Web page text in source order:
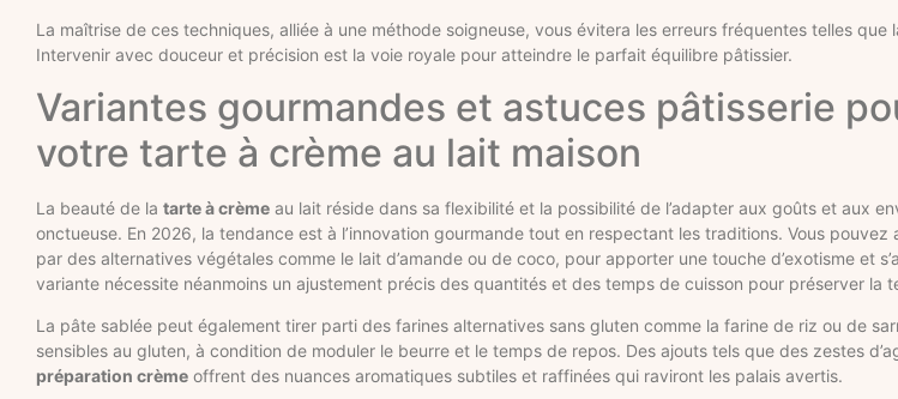
La maîtrise de ces techniques, alliée à une méthode soigneuse, vous évitera les erreurs fréquentes telles
Intervenir avec douceur et précision est la voie royale pour atteindre le parfait équilibre pâtissier.
Variantes gourmandes et astuces pâtisserie
votre tarte à crème au lait maison
La beauté de la tarte à crème au lait réside dans sa flexibilité et la possibilité de l’adapter aux goûts et aux
onctueuse. En 2026, la tendance est à l’innovation gourmande tout en respectant les traditions. Vous
par des alternatives végétales comme le lait d’amande ou de coco, pour apporter une touche d’exotisme et
variante nécessite néanmoins un ajustement précis des quantités et des temps de cuisson pour préserver la
La pâte sablée peut également tirer parti des farines alternatives sans gluten comme la farine de riz ou de
sensibles au gluten, à condition de moduler le beurre et le temps de repos. Des ajouts tels que des zestes
préparation crème offrent des nuances aromatiques subtiles et raffinées qui raviront les palais avertis.